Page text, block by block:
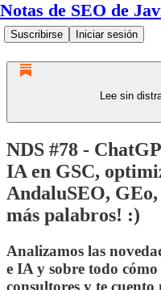
Notas de SEO de
Suscribirse Iniciar sesión
Lee sin
NDS #78 -
IA en GSC,
AndaluSEO,
más palabros! :)
Analizamos las
e IA y sobre todo
consultores y te